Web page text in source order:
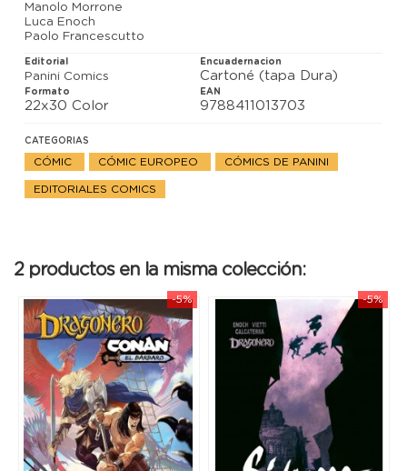
Manolo Morrone
Luca Enoch
Paolo Francescutto
Editorial
Panini Comics
Encuadernacion
Cartoné (tapa Dura)
Formato
22x30 Color
EAN
9788411013703
CATEGORIAS
CÓMIC CÓMIC EUROPEO CÓMICS DE PANINI
EDITORIALES COMICS
2 productos en la misma colección:
-5% -5%